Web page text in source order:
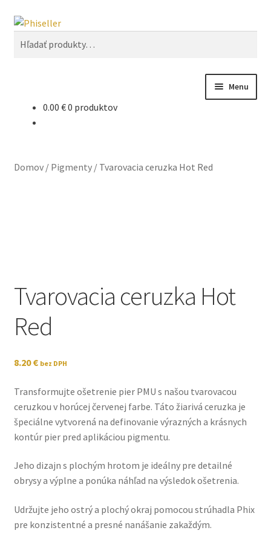
Preskočiť
navigáciu
Preskočiť
Vyhľadávanie
Menu
0.00 €0 produktov
Domov/ Pigmenty/ Tvarovacia ceruzka Hot Red
Tvarovacia ceruzka Hot
Red
8.20€ bez DPH
Transformujte ošetrenie pier PMU s našou tvarovacou
ceruzkou v horúcej červenej farbe. Táto žiarivá ceruzka je
špeciálne vytvorená na definovanie výrazných a krásnych
kontúr pier pred aplikáciou pigmentu.
Jeho dizajn s plochým hrotom je ideálny pre detailné
obrysy a výplne a ponúka náhľad na výsledok ošetrenia.
Udržujte jeho ostrý a plochý okraj pomocou strúhadla Phix
pre konzistentné a presné nanášanie zakaždým.